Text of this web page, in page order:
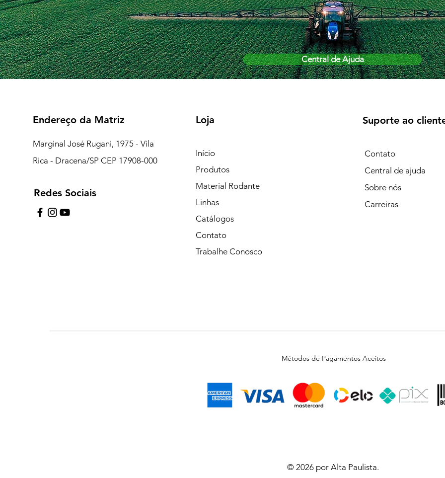
Central de Ajuda
de Plantão)
Endereço da Matriz
Marginal José Rugani, 1975 - Vila
Rica - Dracena/SP CEP 17908-000
Redes Sociais
Loja
Início
Produtos
Material Rodante
Linhas
Catálogos
Contato
Trabalhe Conosco
Suporte ao
Contato
Central de ajuda
Sobre nós
Carreiras
Métodos de Pagamentos Aceitos
© 2026 por Alta Paulista.